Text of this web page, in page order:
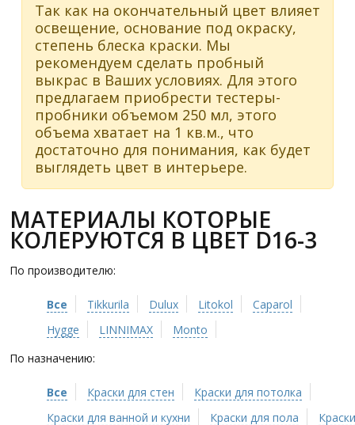
Так как на окончательный цвет влияет
освещение, основание под окраску,
степень блеска краски. Мы
рекомендуем сделать пробный
выкрас в Ваших условиях. Для этого
предлагаем приобрести тестеры-
пробники объемом 250 мл, этого
объема хватает на 1 кв.м., что
достаточно для понимания, как будет
выглядеть цвет в интерьере.
МАТЕРИАЛЫ КОТОРЫЕ
КОЛЕРУЮТСЯ В ЦВЕТ D16-3
По производителю:
Все Tikkurila Dulux Litokol
Caparol
Hygge
LINNIMAX
Monto
По назначению:
Все Краски для стен
Краски для потолка
Краски для ванной и кухни
Краски для пола
Краски